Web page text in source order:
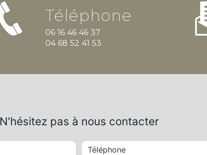
Téléphone
06 16 46 46 37
04 68 52 41 53
N'hésitez pas à nous contacter